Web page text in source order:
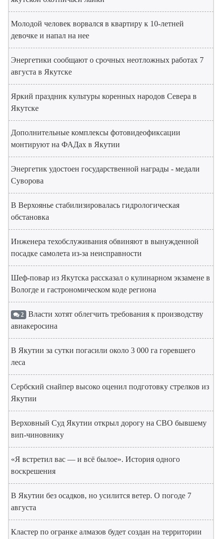
Молодой человек ворвался в квартиру к 10-летней
девочке и напал на нее
Энергетики сообщают о срочных неотложных работах 7
августа в Якутске
Яркий праздник культуры коренных народов Севера в
Якутске
Дополнительные комплексы фотовидеофиксации
монтируют на ФАДах в Якутии
Энергетик удостоен государственной награды - медали
Суворова
В Верхоянье стабилизировалась гидрологическая
обстановка
Инженера техобслуживания обвиняют в вынужденной
посадке самолета из-за неисправности
Шеф-повар из Якутска рассказал о кулинарном экзамене в
Вологде и гастрономическом коде региона
2 Власти хотят облегчить требования к производству
авиакеросина
В Якутии за сутки погасили около 3 000 га горевшего
леса
Сербский снайпер высоко оценил подготовку стрелков из
Якутии
Верховный Суд Якутии открыл дорогу на СВО бывшему
вип-чиновнику
«Я встретил вас — и всё былое». История одного
воскрешения
В Якутии без осадков, но усилится ветер. О погоде 7
августа
Кластер по огранке алмазов будет создан на территории